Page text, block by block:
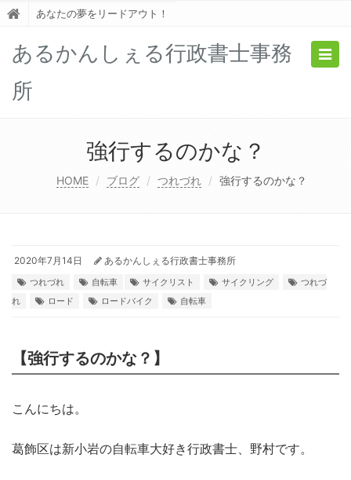
あなたの夢をリードアウト！
あるかんしぇる行政書士事務
所
強行するのかな？
HOME ブログ つれづれ 強行するのかな？
2020年7月14日 あるかんしぇる行政書士事務所
つれづれ 自転車 サイクリスト サイクリング
つれづ
れ
ロード ロードバイク 自転車
【強行するのかな？】
こんにちは。
葛飾区は新小岩の自転車大好き行政書士、野村です。